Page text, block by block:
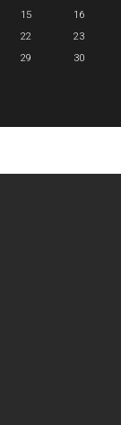
15
16
22
23
29
30